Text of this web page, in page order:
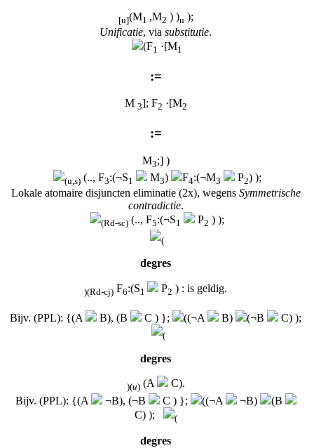
[u](M1 ,M2 ) )u );
Unificatie, via substitutie.
(F1 ·[M1
:=
M 3]; F2 ·[M2
:=
M3;] )
(u,s)(.., F3:(¬S1 M3) F4:(¬M3 P2) );
Lokale atomaire disjuncten eliminatie (2x), wegens Symmetrische
contradictie.
(Rd-sc) (.., F5:(¬S1 P2 ) );
(
degres
)(Rd-cj) F6:(S1 P2 ) : is geldig.
Bijv. (PPL): {(A B), (B C ) }; ((¬A B) (¬B C) );
(
degres
)(u)(A
C).
Bijv. (PPL): {(A
¬B), (¬B C ) }; ((¬A ¬B)
(B
C) );
(
degres